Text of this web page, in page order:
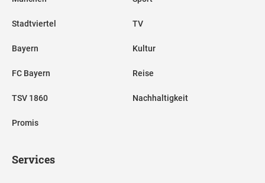
Stadtviertel
Bayern
FC Bayern
TSV 1860
Promis
TV
Kultur
Reise
Nachhaltigkeit
Services